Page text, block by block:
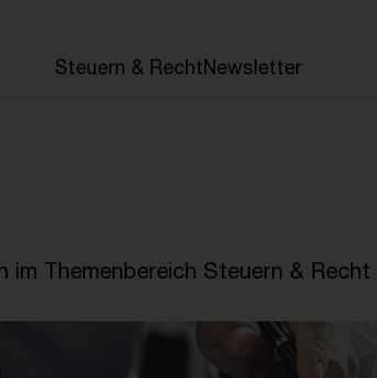
Steuern & RechtNewsletter
Themenbereich Steuern &